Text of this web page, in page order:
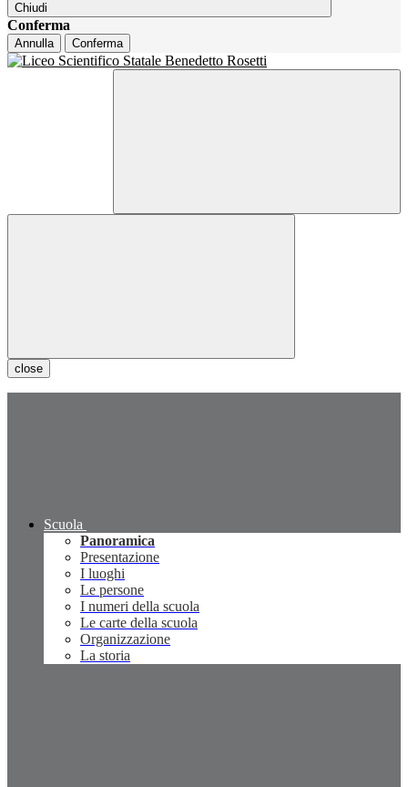
Chiudi
Conferma
Annulla Conferma
close
Scuola
Panoramica
Presentazione
I luoghi
Le persone
I numeri della scuola
Le carte della scuola
Organizzazione
La storia